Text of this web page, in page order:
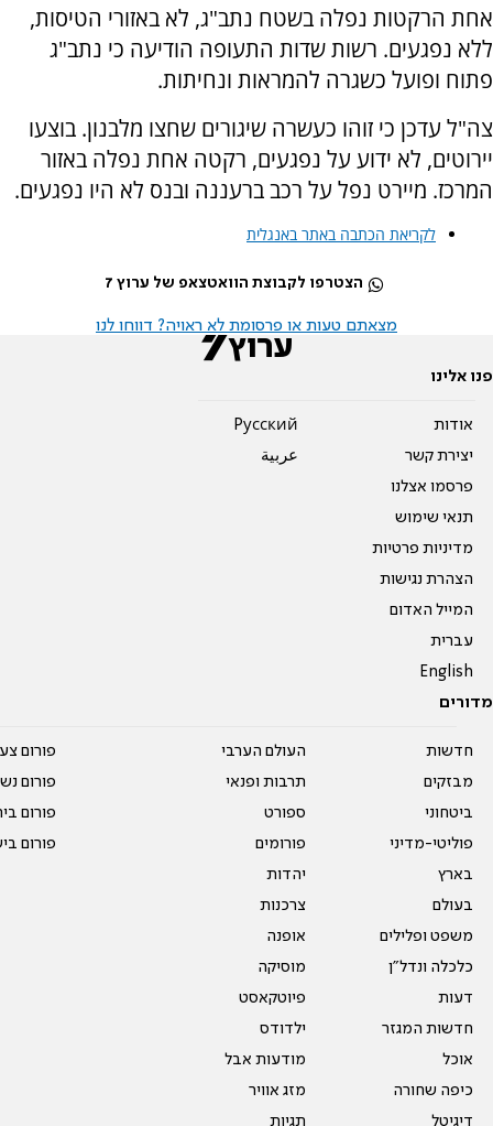
אחת הרקטות נפלה בשטח נתב"ג, לא באזורי הטיסות,
ללא נפגעים. רשות שדות התעופה הודיעה כי נתב"ג
פתוח ופועל כשגרה להמראות ונחיתות.
צה"ל עדכן כי זוהו כעשרה שיגורים שחצו מלבנון. בוצעו
יירוטים, לא ידוע על נפגעים, רקטה אחת נפלה באזור
המרכז. מיירט נפל על רכב ברעננה ובנס לא היו נפגעים.
לקריאת הכתבה באתר באנגלית
הצטרפו לקבוצת הוואטצאפ של ערוץ 7
מצאתם טעות או פרסומת לא ראויה? דווחו לנו
פנו אלינו
אודות
יצירת קשר
פרסמו אצלנו
תנאי שימוש
מדיניות פרטיות
הצהרת נגישות
המייל האדום
עברית
English
Pусский
عربية
מדורים
חדשות
מבזקים
ביטחוני
פוליטי-מדיני
בארץ
בעולם
משפט ופלילים
כלכלה ונדל"ן
דעות
חדשות המגזר
אוכל
כיפה שחורה
דיגיטל
העולם הערבי
תרבות ופנאי
ספורט
פורומים
יהדות
צרכנות
אופנה
מוסיקה
פיוטקאסט
ילדודס
מודעות אבל
מזג אוויר
תגיות
פורום
פורום
פורום
פורום